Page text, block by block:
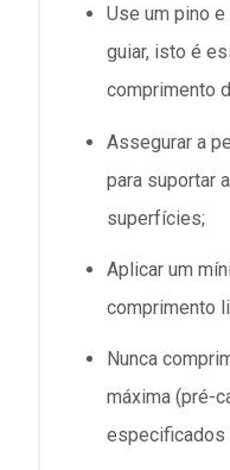
Use um pino
guiar, isto é
comprimento
Assegurar a
para suportar
superfícies;
Aplicar um
comprimento
Nunca
máxima (pré-
especificados